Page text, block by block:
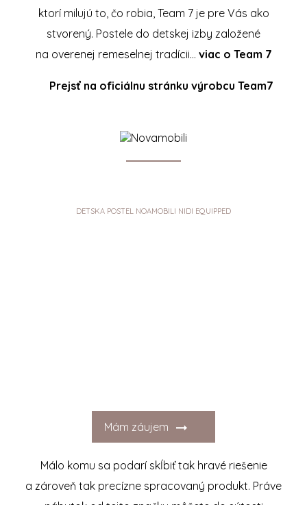
ktorí milujú to, čo robia, Team 7 je pre Vás ako
stvorený. Postele do detskej izby založené
na overenej remeselnej tradícii… viac o Team 7
Prejsť na oficiálnu stránku výrobcu Team7
Mám záujem
DETSKA POSTEL NOAMOBILI NIDI EQUIPPED
Málo komu sa podarí skĺbiť tak hravé riešenie
a zároveň tak precízne spracovaný produkt. Práve